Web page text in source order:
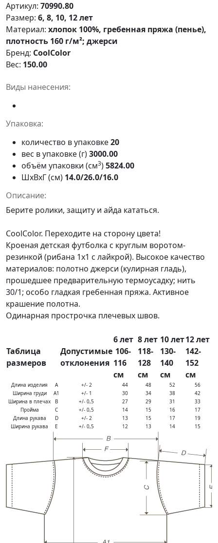
Артикул: 70990.80
Размер: 6, 8, 10, 12 лет
Материал: хлопок 100%, гребенная пряжа (пенье),
плотность 160 г/м²; джерси
Бренд: CoolColor
Вес: 150.00
Виды нанесения:
Упаковка:
количество в упаковке20
вес в упаковке (г)3000.00
объём упаковки (см3)5824.00
ШxВxГ (см) 14.0/26.0/16.0
Описание:
Берите ролики, защиту и айда кататься.
CoolColor. Переходите на сторону цвета!
Кроеная детская футболка с круглым воротом-
резинкой (рибана 1х1 с лайкрой). Высокое качество
материалов: полотно джерси (кулирная гладь),
прошедшее предварительную термоусадку; нить
30/1; особо гладкая гребенная пряжа. Активное
крашение полотна.
Одинарная прострочка плечевых швов.
Таблица
размеров
Допустимые
отклонения
6 лет
106-
116
см
8 лет
118-
128
см
10 лет
130-
140
см
12 лет
142-
152
см
Длина изделия A +/- 2 44 48 52
56
Ширина груди
A1 +/- 1 30 34 38
42
Ширина в плечах
B +/- 0,5 27 29 31
33
Пройма
C +/- 0,5 14 15 16
17
Длина рукава
D +/- 2 13 15 17
19
Ширина рукава
E +/- 0,5 12 13 14 15